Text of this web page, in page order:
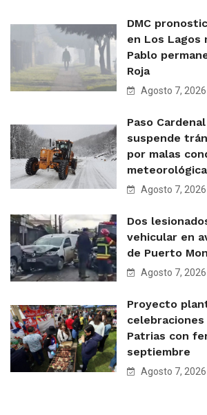
DMC
en Los Lagos
Pablo
Roja
Agosto 7, 2026
Paso
suspende
por malas
Agosto 7, 2026
Dos
vehicular en
de Puerto
Agosto 7, 2026
Proyecto
Patrias con
septiembre
Agosto 7, 2026